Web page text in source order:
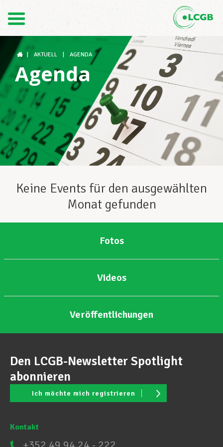
FR
Der LCGB
Gewerkschaftsstrukturen
Unterstützung im Arbeitsalltag
Ihre Rechte
Aktuell
AKTUELL AGENDA
Agenda
Keine Events für den ausgewählten
Monat gefunden
Fotos
Videos
Veröffentlichungen
Den LCGB-Newsletter Spotlight
abonnieren
Ich möchte mich registrieren
Kontakt